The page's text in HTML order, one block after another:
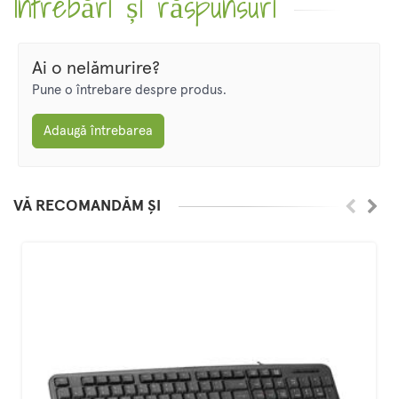
Ai o nelămurire?
Pune o întrebare despre produs.
Adaugă întrebarea
VĂ RECOMANDĂM ȘI